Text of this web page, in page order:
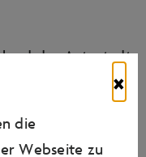
der Autostadt
×
die
Webseite zu